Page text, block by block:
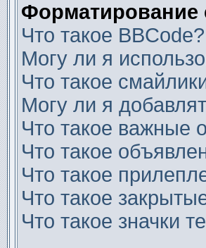
Форматирование
Что такое BBCode?
Могу ли я
Что такое
Могу ли я
Что такое важные
Что такое
Что такое
Что такое
Что такое значки